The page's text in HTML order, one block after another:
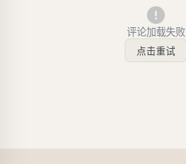
评论加载失败
点击重试